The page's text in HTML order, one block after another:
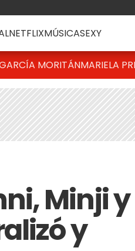
NETFLIXMÚSICASEXY
MORITÁNMARIELA
Minji y
y